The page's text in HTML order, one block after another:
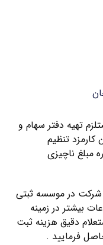
تهیه دفتر سهام و
کارمزد تنظیم
مبلغ ناچیزی
در موسسه ثبتی
بیشتر در زمینه
دقیق هزینه ثبت
فرمایید .